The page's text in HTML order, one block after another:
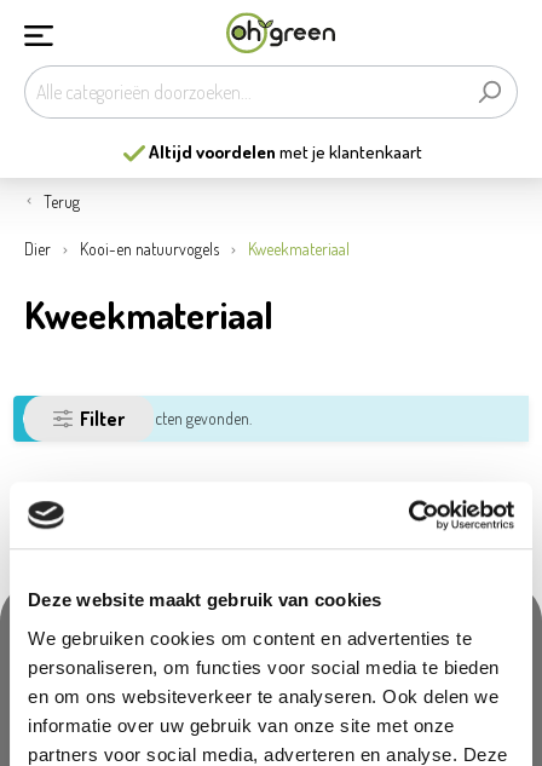
Deze website maakt gebruik van cookies
We gebruiken cookies om content en advertenties te
personaliseren, om functies voor social media te bieden
en om ons websiteverkeer te analyseren. Ook delen we
informatie over uw gebruik van onze site met onze
partners voor social media, adverteren en analyse. Deze
Altijd voordelen met je klantenkaart
Terug
Dier Kooi-en natuurvogels Kweekmateriaal
Kweekmateriaal
Filter
Geen producten gevonden.
Nooit iets van ons missen?
Mis geen enkele aanbieding, inspirerende tip of nieuwsbericht. Schrijf
je nu in voor onze nieuwsbrief